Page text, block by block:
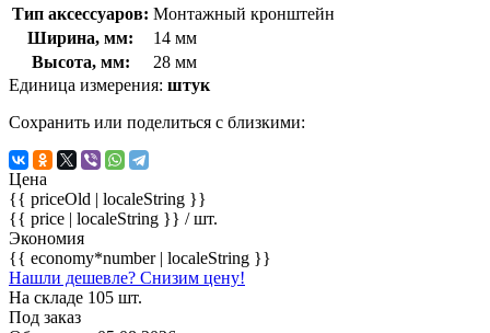
Тип аксессуаров: Монтажный кронштейн
Ширина, мм:
14 мм
Высота, мм:
28 мм
Единица измерения: штук
Сохранить или поделиться с близкими:
Цена
{{ priceOld | localeString }}
{{ price | localeString }} / шт.
Экономия
{{ economy*number | localeString }}
Нашли дешевле? Снизим цену!
На складе 105 шт.
Под заказ